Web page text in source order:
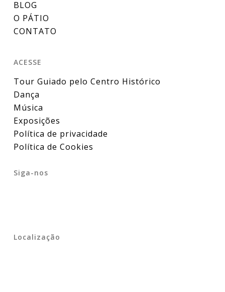
BLOG
O PÁTIO
CONTATO
ACESSE
Tour Guiado pelo Centro Histórico
Dança
Música
Exposições
Política de privacidade
Política de Cookies
Siga-nos
Localização